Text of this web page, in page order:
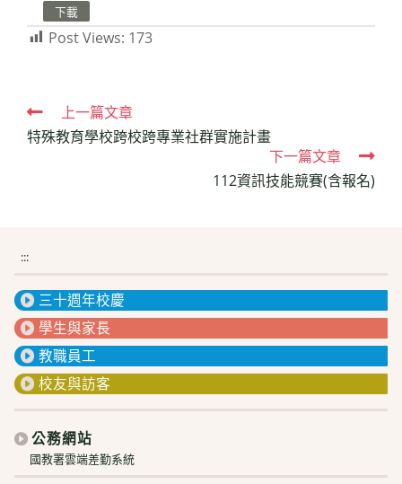
下載
Post Views: 173
Read
more
上一篇文章
特殊教育學校跨校跨專業社群實施計畫
下一篇文章
112資訊技能競賽(含報名)
:::
三十週年校慶
學生與家長
教職員工
校友與訪客
公務網站
國教署雲端差勤系統